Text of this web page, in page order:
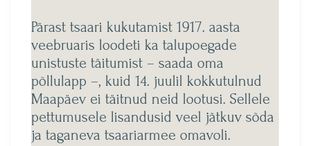
Pärast tsaari kukutamist 1917. aasta
veebruaris loodeti ka talupoegade
unistuste täitumist – saada oma
põllulapp –, kuid 14. juulil kokkutulnud
Maapäev ei täitnud neid lootusi. Sellele
pettumusele lisandusid veel jätkuv sõda
ja taganeva tsaariarmee omavoli.